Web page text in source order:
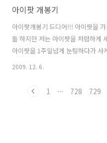
아이팟 개봉기
아이팟개봉기 드디어!!! 아이팟을
들 하지만 저는 아이팟을 저렴하게
아이팟을 1주일넘게 눈팅하다가
하시는 분들이 제일 궁금한 점에 대
2.5세대가 있습니다. 최근에 나오
2009. 12. 6.
1 ··· 728 729